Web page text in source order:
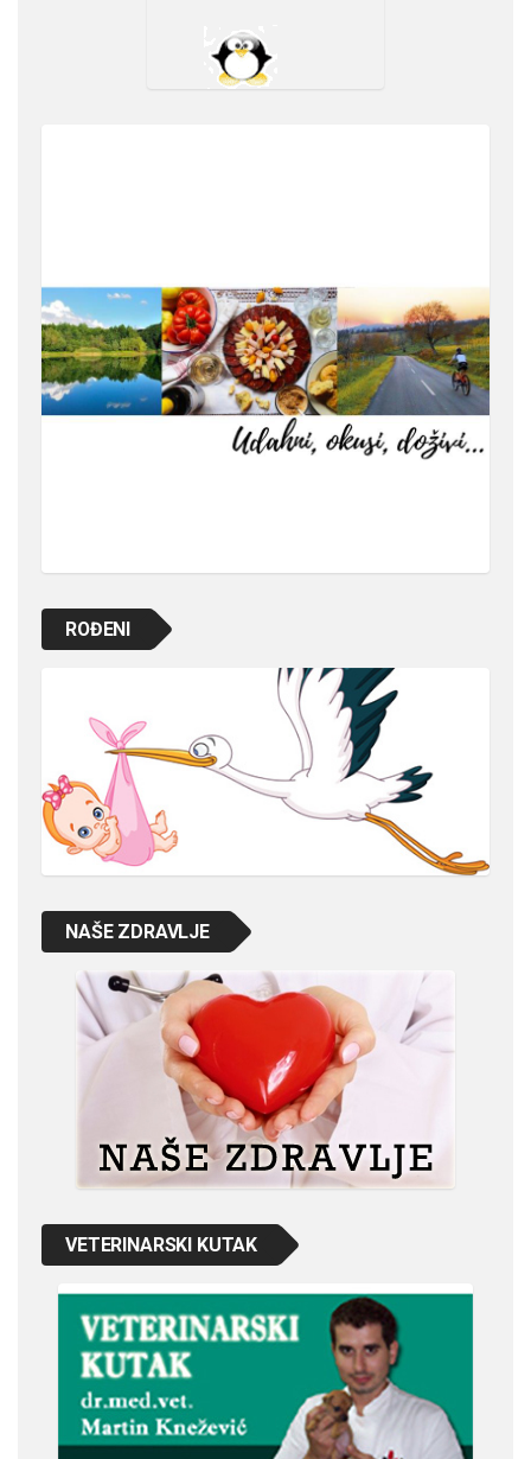
ROĐENI
NAŠE ZDRAVLJE
VETERINARSKI KUTAK